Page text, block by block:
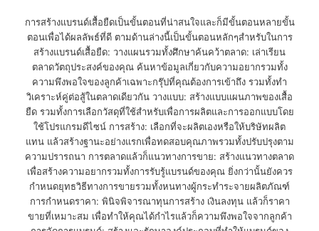
การสร้างแบรนด์เสื้อยืดเป็นขั้นตอนที่น่าสนใจและก็มีขั้นตอนหลายขั้น
ตอนเพื่อได้ผลลัพธ์ที่ดี ตามด้านล่างนี้เป็นขั้นตอนหลักๆสำหรับในการ
สร้างแบรนด์เสื้อยืด: วางแผนรวมทั้งศึกษาค้นคว้าตลาด: เล่าเรียน
ตลาดวัตถุประสงค์ของคุณ ค้นหาข้อมูลเกี่ยวกับความอยากรวมทั้ง
ความพึงพอใจของลูกค้าเฉพาะกรุ๊ปที่คุณต้องการเข้าถึง รวมทั้งทำ
วิเคราะห์คู่ต่อสู้ในตลาดเดียวกัน วางแบบ: สร้างแบบแผนภาพของเสื้อ
ยืด รวมทั้งการเลือกวัสดุที่ใช้สำหรับเพื่อการผลิตและการออกแบบโดย
ใช้โปรแกรมดีไซน์ การสร้าง: เลือกที่จะผลิตเองหรือให้บริษัทผลิต
แทน แล้วสร้างฐานะอย่างแรกเพื่อทดสอบคุณภาพรวมทั้งปรับปรุงตาม
ความปรารถนา การตลาดแล้วก็แนวทางการขาย: สร้างแนวทางตลาด
เพื่อสร้างความอยากรวมทั้งการรับรู้แบรนด์ของคุณ ยิ่งกว่านั้นยังควร
กำหนดยุทธวิธีทางการขายรวมทั้งหนทางผู้กระทำระจายผลิตภัณฑ์
การกำหนดราคา: พินิจพิจารณาทุนการสร้าง เงินลงทุน แล้วก็ราคา
ขายที่เหมาะสม เพื่อทำให้คุณได้กำไรแล้วก็ความพึงพอใจจากลูกค้า